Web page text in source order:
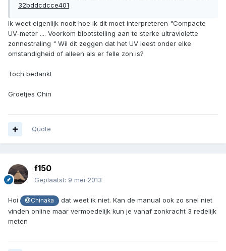
32bddcdcce401
Ik weet eigenlijk nooit hoe ik dit moet interpreteren "Compacte
UV-meter .... Voorkom blootstelling aan te sterke ultraviolette
zonnestraling " Wil dit zeggen dat het UV leest onder elke
omstandigheid of alleen als er felle zon is?
Toch bedankt
Groetjes Chin
Quote
f150
Geplaatst: 9 mei 2013
Hoi @Chinaka
dat weet ik niet. Kan de manual ook zo snel niet
vinden online maar vermoedelijk kun je vanaf zonkracht 3 redelijk
meten